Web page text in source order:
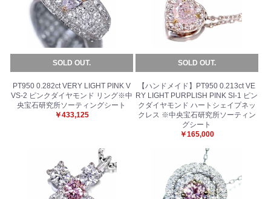
SOLD OUT.
PT950 0.282ct VERY LIGHT PINK V
VS-2 ピンクダイヤモンド リング※中
央宝石研究所ソーティングシート
￥433,125
SOLD OUT.
【ハンドメイド】PT950 0.213ct VE
RY LIGHT PURPLISH PINK SI-1 ピン
クダイヤモンド ハートシェイプネッ
クレス ※中央宝石研究所ソーティン
グシート
￥165,000